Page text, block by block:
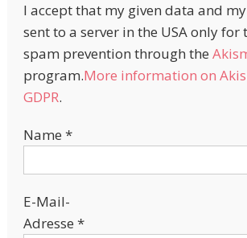
I accept that my given data and
sent to a server in the USA only
spam prevention through the
program.More information on
GDPR.
Name *
E-Mail-
Adresse *